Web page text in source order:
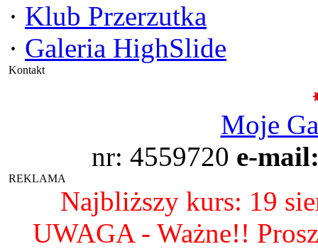
· Klub Przerzutka
· Galeria HighSlide
Kontakt
Moje
nr: 4559720 e-
REKLAMA
Najbliższy kurs: 19
UWAGA - Ważne!!